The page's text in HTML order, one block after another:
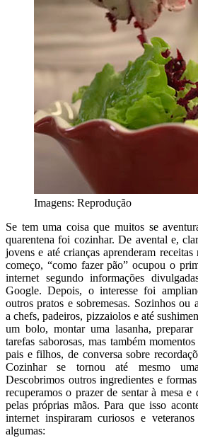
Imagens: Reprodução
Se tem uma coisa que muitos se
quarentena foi cozinhar. De avental e,
jovens e até crianças aprenderam
começo, “como fazer pão” ocupou o
internet segundo informações
Google. Depois, o interesse foi
outros pratos e sobremesas. Sozinhos ou
a chefs, padeiros, pizzaiolos e até
um bolo, montar uma lasanha, preparar
tarefas saborosas, mas também
pais e filhos, de conversa sobre
Cozinhar se tornou até mesmo
Descobrimos outros ingredientes e
recuperamos o prazer de sentar à mesa
pelas próprias mãos. Para que isso
internet inspiraram curiosos e
algumas: